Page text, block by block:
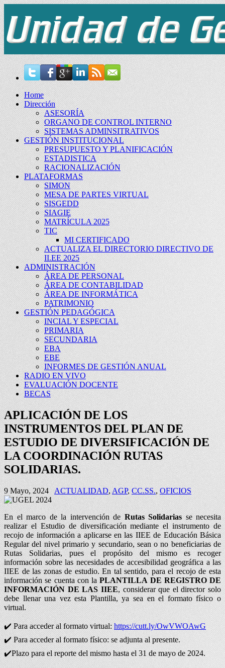
Home
Dirección
ASESORÍA
ORGANO DE CONTROL INTERNO
SISTEMAS ADMINSITRATIVOS
GESTIÓN INSTITUCIONAL
PRESUPUESTO Y PLANIFICACIÓN
ESTADISTICA
RACIONALIZACIÓN
PLATAFORMAS
SIMON
MESA DE PARTES VIRTUAL
SISGEDD
SIAGIE
MATRÍCULA 2025
TIC
MI CERTIFICADO
ACTUALIZA EL DIRECTORIO DIRECTIVO DE
II.EE 2025
ADMINISTRACIÓN
ÁREA DE PERSONAL
ÁREA DE CONTABILIDAD
ÁREA DE INFORMÁTICA
PATRIMONIO
GESTIÓN PEDAGÓGICA
INCIAL Y ESPECIAL
PRIMARIA
SECUNDARIA
EBA
EBE
INFORMES DE GESTIÓN ANUAL
RADIO EN VIVO
EVALUACIÓN DOCENTE
BECAS
APLICACIÓN DE LOS
INSTRUMENTOS DEL PLAN DE
ESTUDIO DE DIVERSIFICACIÓN DE
LA COORDINACIÓN RUTAS
SOLIDARIAS.
9 Mayo, 2024 ACTUALIDAD,AGP,CC.SS.,OFICIOS
En el marco de la intervención deRutas Solidariasse necesita
realizar el Estudio de diversificación mediante el instrumento de
recojo de información a aplicarse en las IIEE de Educación Básica
Regular del nivel primario y secundario, sean o no beneficiarias de
Rutas Solidarias, pues el propósito del mismo es recoger
información sobre las necesidades de accesibilidad geográfica a las
IIEE de las zonas de estudio. En tal sentido, para el recojo de esta
información se cuenta con laPLANTILLA DE REGISTRO DE
INFORMACIÓN DE LAS IIEE, considerar que el director solo
debe llenar una vez esta Plantilla, ya sea en el formato físico o
virtual.
✔️ Para acceder al formato virtual: https://cutt.ly/OwVWOAwG
✔️ Para acceder al formato físico: se adjunta al presente.
✔️Plazo para el reporte del mismo hasta el 31 de mayo de 2024.